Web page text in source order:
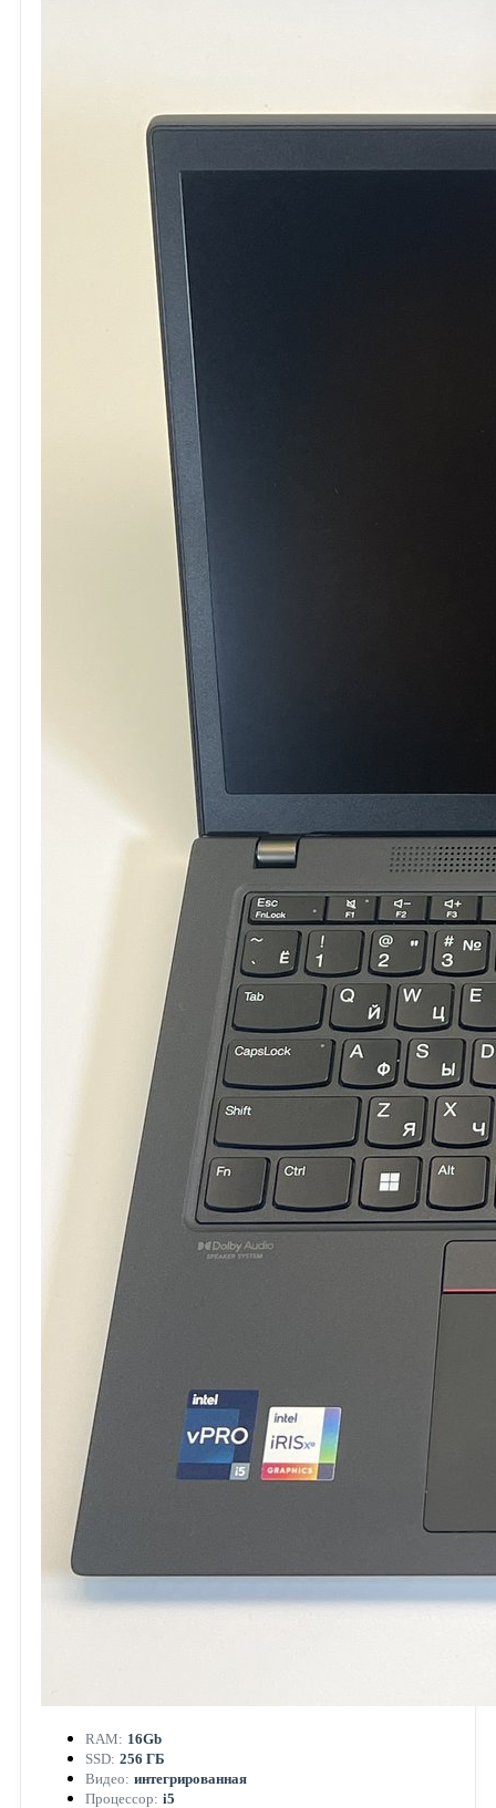
RAM: 16Gb
SSD: 256 ГБ
Видео: интегрированная
Процессор: i5